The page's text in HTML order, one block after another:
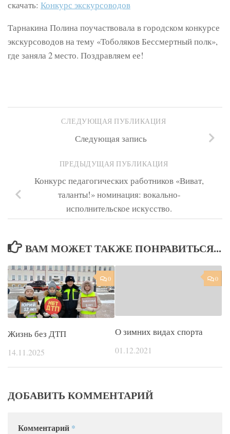
скачать: Конкурс экскурсоводов
Тарнакина Полина поучаствовала в городском конкурсе
экскурсоводов на тему «Тоболяков Бессмертный полк»,
где заняла 2 место. Поздравляем ее!
СЛЕДУЮЩАЯ ПУБЛИКАЦИЯ
Следующая запись
ПРЕДЫДУЩАЯ ПУБЛИКАЦИЯ
Конкурс педагогических работников «Виват,
таланты!» номинация: вокально-
исполнительское искусство.
ВАМ МОЖЕТ ТАКЖЕ ПОНРАВИТЬСЯ...
0
Жизнь без ДТП
14.11.2025
0
О зимних видах спорта
01.12.2021
ДОБАВИТЬ КОММЕНТАРИЙ
Комментарий *